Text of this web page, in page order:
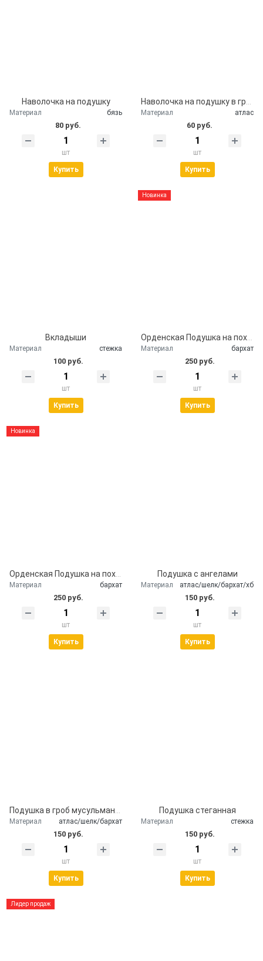
Наволочка на подушку
Материал бязь
80 руб.
шт
Купить
Материал атлас
60 руб.
шт
Купить
Вкладыши
Материал стежка
100 руб.
шт
Купить
Новинка
Орденская Подушка на похороны
Материал бархат
250 руб.
шт
Купить
Новинка
Материал бархат
250 руб.
шт
Купить
Подушка с ангелами
Материал атлас/шелк/бархат/хб
150 руб.
шт
Купить
Материал атлас/шелк/бархат
150 руб.
шт
Купить
Подушка стеганная
Материал стежка
150 руб.
шт
Купить
Лидер продаж